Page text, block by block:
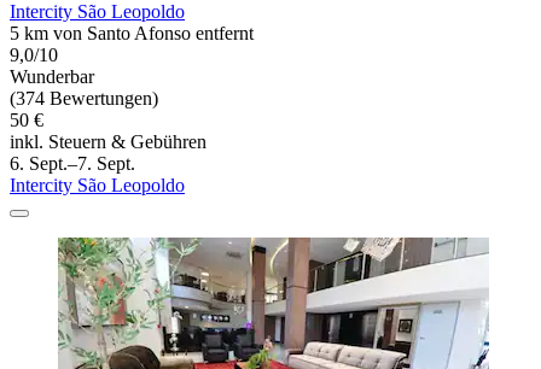
Intercity São Leopoldo
5 km von Santo Afonso entfernt
9,0/10
Wunderbar
(374 Bewertungen)
50 €
inkl. Steuern & Gebühren
6. Sept.–7. Sept.
Intercity São Leopoldo